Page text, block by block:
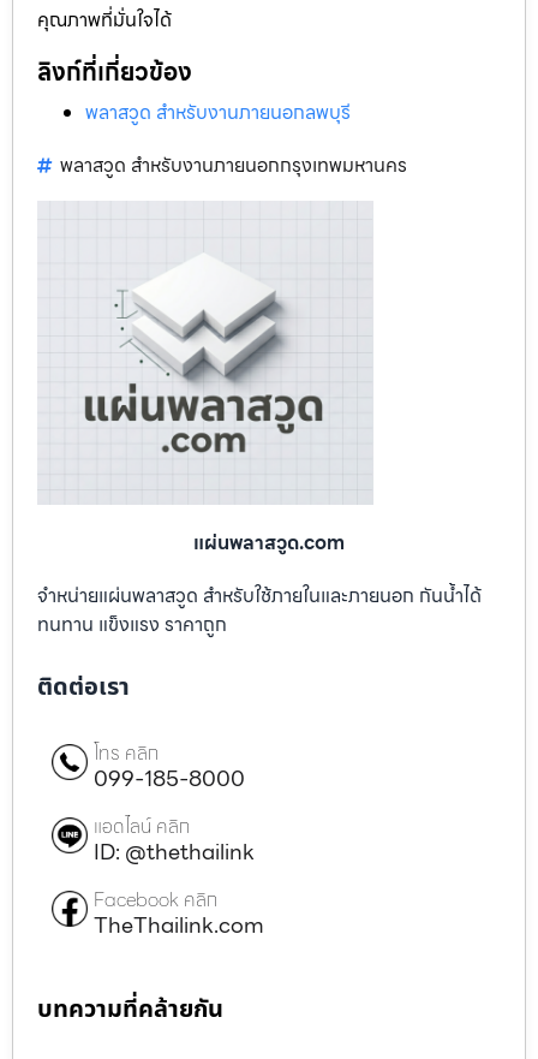
คุณภาพที่มั่นใจได้
ลิงก์ที่เกี่ยวข้อง
พลาสวูด สำหรับงานภายนอกลพบุรี
พลาสวูด สำหรับงานภายนอกกรุงเทพมหานคร
แผ่นพลาสวูด.com
จำหน่ายแผ่นพลาสวูด สำหรับใช้ภายในและภายนอก กันน้ำได้
ทนทาน แข็งแรง ราคาถูก
ติดต่อเรา
โทร คลิก
099-185-8000
แอดไลน์ คลิก
ID: @thethailink
Facebook คลิก
TheThailink.com
บทความที่คล้ายกัน